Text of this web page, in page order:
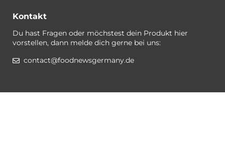
Kontakt
Du hast Fragen oder möchstest dein Produkt hier
vorstellen, dann melde dich gerne bei uns:
contact@foodnewsgermany.de